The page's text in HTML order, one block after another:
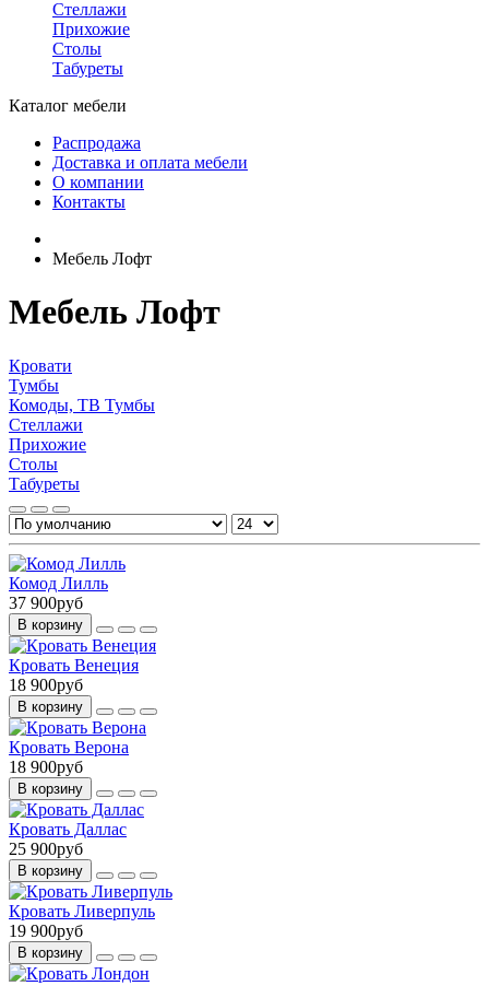
Стеллажи
Прихожие
Столы
Табуреты
Каталог мебели
Распродажа
Доставка и оплата мебели
О компании
Контакты
Мебель Лофт
Мебель Лофт
Кровати
Тумбы
Комоды, ТВ Тумбы
Стеллажи
Прихожие
Столы
Табуреты
Комод Лилль
37 900руб
В корзину
Кровать Венеция
18 900руб
В корзину
Кровать Верона
18 900руб
В корзину
Кровать Даллас
25 900руб
В корзину
Кровать Ливерпуль
19 900руб
В корзину